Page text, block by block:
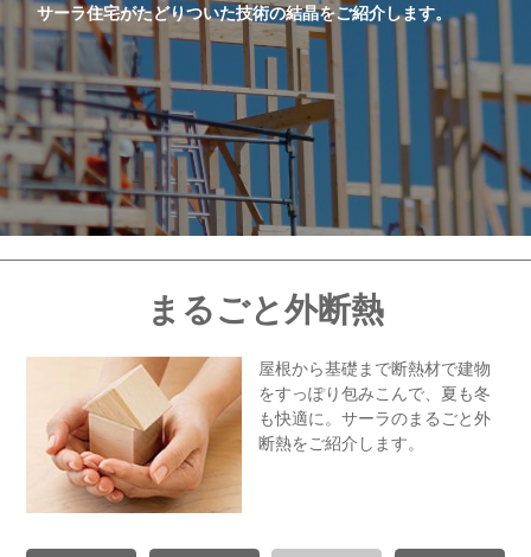
サーラ住宅がたどりついた技術の結晶をご紹介します。
まるごと外断熱
屋根から基礎まで断熱材で建物
をすっぽり包みこんで、夏も冬
も快適に。 サーラのまるごと外
断熱をご紹介します。